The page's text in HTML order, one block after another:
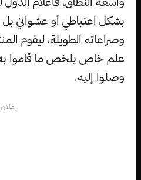
بشكل اعتباطي أو عشوائي بل
وصراعاته الطويلة، ليقوم
علم خاص يلخص ما قاموا به
وصلوا إليه.
إعلان